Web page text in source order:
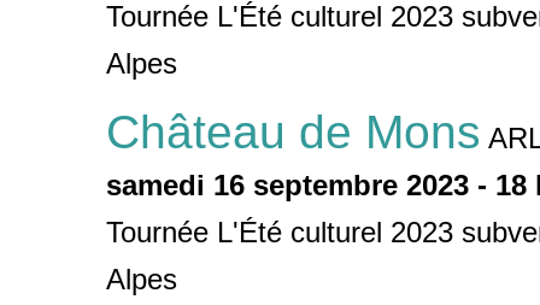
Tournée L'Été culturel 2023
Alpes
Château de Mons
samedi 16 septembre 2023 - 18
Tournée L'Été culturel 2023
Alpes